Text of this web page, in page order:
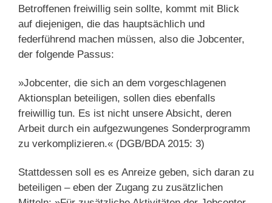
Betroffenen freiwillig sein sollte, kommt mit Blick
auf diejenigen, die das hauptsächlich und
federführend machen müssen, also die Jobcenter,
der folgende Passus:
»Jobcenter, die sich an dem vorgeschlagenen
Aktionsplan beteiligen, sollen dies ebenfalls
freiwillig tun. Es ist nicht unsere Absicht, deren
Arbeit durch ein aufgezwungenes Sonderprogramm
zu verkomplizieren.« (DGB/BDA 2015: 3)
Stattdessen soll es es Anreize geben, sich daran zu
beteiligen – eben der Zugang zu zusätzlichen